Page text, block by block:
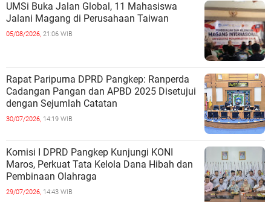
UMSi Buka Jalan Global, 11 Mahasiswa
Jalani Magang di Perusahaan Taiwan
05/08/2026, 21:06 WIB
Rapat Paripurna DPRD Pangkep: Ranperda
Cadangan Pangan dan APBD 2025 Disetujui
dengan Sejumlah Catatan
30/07/2026, 14:19 WIB
Komisi I DPRD Pangkep Kunjungi KONI
Maros, Perkuat Tata Kelola Dana Hibah dan
Pembinaan Olahraga
29/07/2026, 14:43 WIB